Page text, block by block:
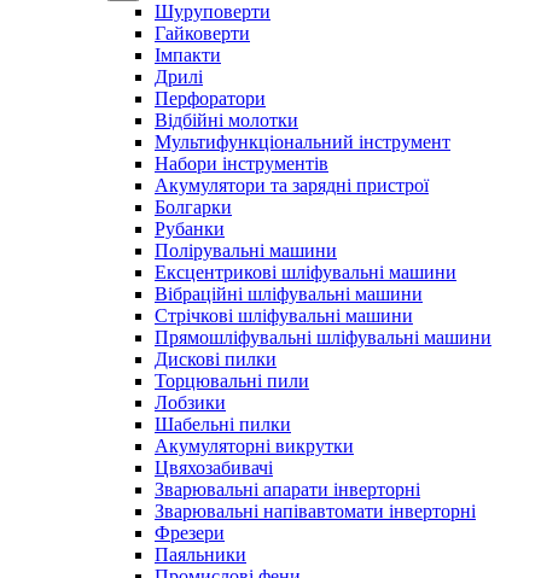
Шуруповерти
Гайковерти
Імпакти
Дрилі
Перфоратори
Відбійні молотки
Мультифункціональний інструмент
Набори інструментів
Акумулятори та зарядні пристрої
Болгарки
Рубанки
Полірувальні машини
Ексцентрикові шліфувальні машини
Вібраційні шліфувальні машини
Стрічкові шліфувальні машини
Прямошліфувальні шліфувальні машини
Дискові пилки
Торцювальні пили
Лобзики
Шабельні пилки
Акумуляторні викрутки
Цвяхозабивачі
Зварювальні апарати інверторні
Зварювальні напівавтомати інверторні
Фрезери
Паяльники